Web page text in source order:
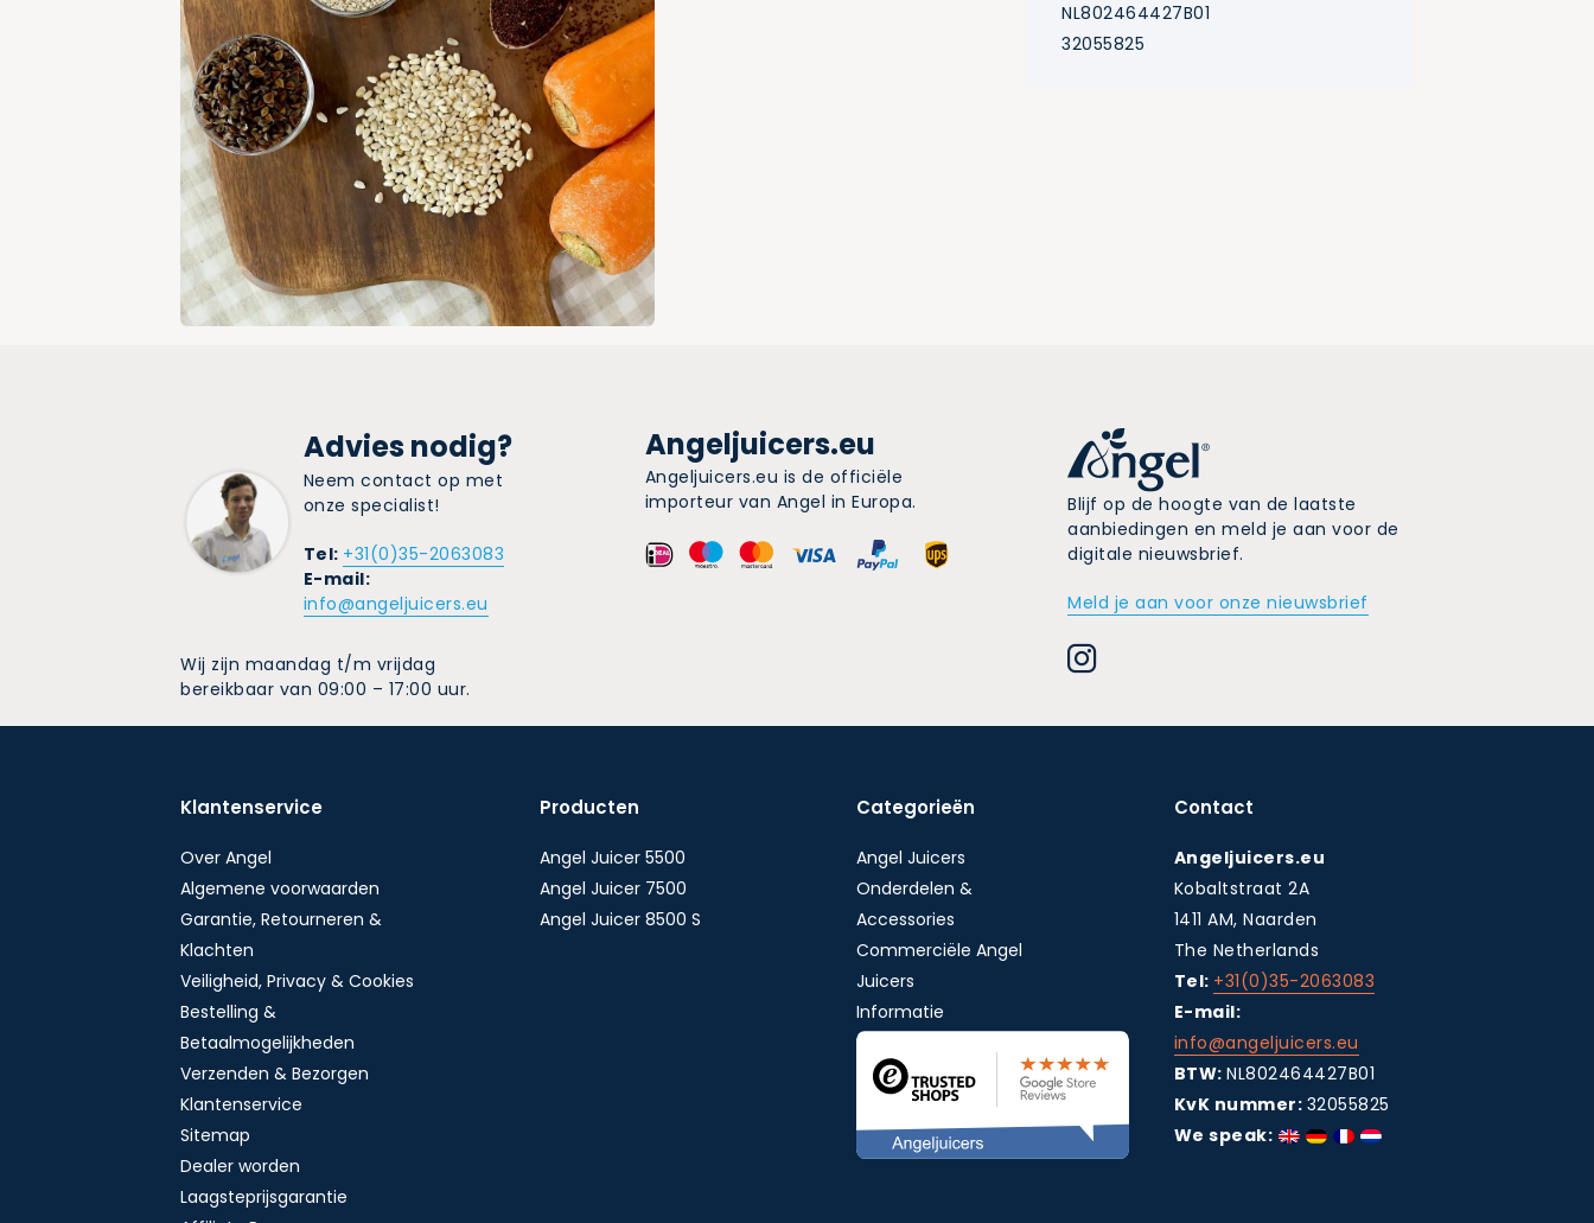
NL802464427B01
32055825
Advies nodig?
Neem contact op met
onze specialist!
Tel: +31(0)35-2063083
E-mail:
info@angeljuicers.eu
Wij zijn maandag t/m vrijdag
bereikbaar van 09:00 – 17:00 uur.
Angeljuicers.eu
Angeljuicers.eu is de officiële
importeur van Angel in Europa.
Blijf op de hoogte van de laatste
aanbiedingen en meld je aan voor de
digitale nieuwsbrief.
Meld je aan voor onze nieuwsbrief
Klantenservice
Over Angel
Algemene voorwaarden
Garantie, Retourneren &
Klachten
Veiligheid, Privacy & Cookies
Bestelling &
Betaalmogelijkheden
Verzenden & Bezorgen
Klantenservice
Sitemap
Dealer worden
Laagsteprijsgarantie
Producten
Angel Juicer 5500
Angel Juicer 7500
Angel Juicer 8500 S
Categorieën
Angel Juicers
Onderdelen &
Accessories
Commerciële Angel
Juicers
Informatie
Contact
Angeljuicers.eu
Kobaltstraat 2A
1411 AM, Naarden
The Netherlands
Tel: +31(0)35-2063083
E-mail:
info@angeljuicers.eu
BTW: NL802464427B01
KvK nummer: 32055825
We speak: